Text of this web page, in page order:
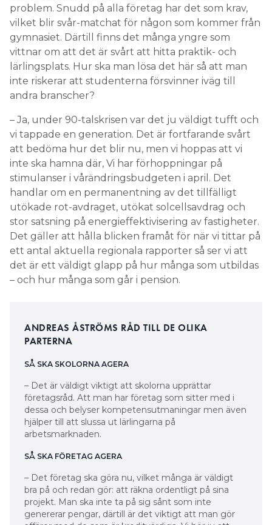
problem. Snudd på alla företag har det som krav,
vilket blir svår-matchat för någon som kommer från
gymnasiet. Därtill finns det många yngre som
vittnar om att det är svårt att hitta praktik- och
lärlingsplats. Hur ska man lösa det här så att man
inte riskerar att studenterna försvinner iväg till
andra branscher?
– Ja, under 90-talskrisen var det ju väldigt tufft och
vi tappade en generation. Det är fortfarande svårt
att bedöma hur det blir nu, men vi hoppas att vi
inte ska hamna där, Vi har förhoppningar på
stimulanser i vårändringsbudgeten i april. Det
handlar om en permanentning av det tillfälligt
utökade rot-avdraget, utökat solcellsavdrag och
stor satsning på energieffektivisering av fastigheter.
Det gäller att hålla blicken framåt för när vi tittar på
ett antal aktuella regionala rapporter så ser vi att
det är ett väldigt glapp på hur många som utbildas
– och hur många som går i pension.
ANDREAS ÅSTRÖMS RÅD TILL DE OLIKA
PARTERNA
SÅ SKA SKOLORNA AGERA
– Det är väldigt viktigt att skolorna upprättar
företagsråd. Att man har företag som sitter med i
dessa och belyser kompetensutmaningar men även
hjälper till att slussa ut lärlingarna på
arbetsmarknaden.
SÅ SKA FÖRETAG AGERA
– Det företag ska göra nu, vilket många är väldigt
bra på och redan gör: att räkna ordentligt på sina
projekt. Man ska inte ta på sig sånt som inte
genererar pengar, därtill är det viktigt att man gör